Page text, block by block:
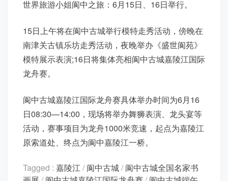
世界旅游小姐阆中之旅：6月15日、16日举行。
15日上午将在阆中古城举行模特走秀活动，傍晚在
南津关古镇乐坊走秀活动，夜晚举办《盛世阆苑》
模特展示表演;16日将集体亮相阆中古城嘉陵江国际
龙舟赛。
阆中古城嘉陵江国际龙舟赛具体举办时间为6月16
日08:30—14:00，现场将举办舞狮表演、龙头宴等
活动，赛事项目为龙舟1000米竞速，起点为嘉陵江
原索道处、终点为阆中嘉陵江一桥。
Tagged : 嘉陵江/阆中古城/阆中古城全国名家书